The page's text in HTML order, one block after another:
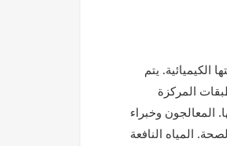
الكيميائية. يتم
من الطبقات المركزة
المعالجون وخبراء
المياه النافعة